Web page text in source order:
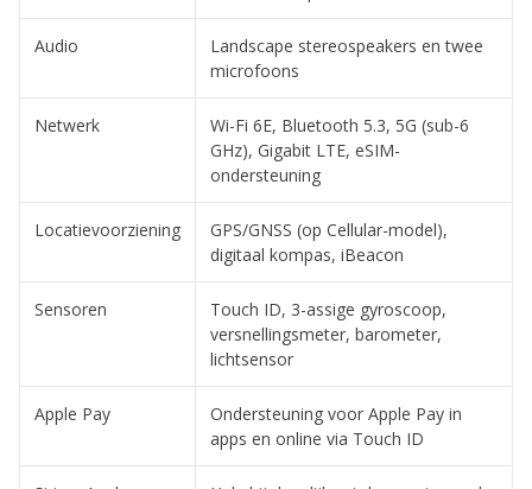
Audio
Landscape stereospeakers en twee
microfoons
Netwerk
Wi-Fi 6E, Bluetooth 5.3, 5G (sub-6
GHz), Gigabit LTE, eSIM-
ondersteuning
Locatievoorziening
GPS/GNSS (op Cellular-model),
digitaal kompas, iBeacon
Sensoren
Touch ID, 3-assige gyroscoop,
versnellingsmeter, barometer,
lichtsensor
Apple Pay
Ondersteuning voor Apple Pay in
apps en online via Touch ID